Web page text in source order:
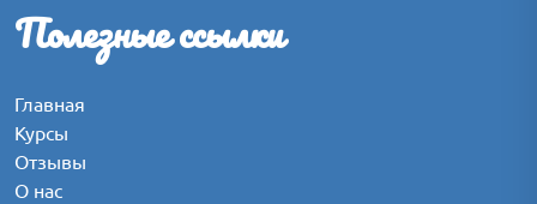
Полезные ссылки
Главная
Курсы
Отзывы
О нас